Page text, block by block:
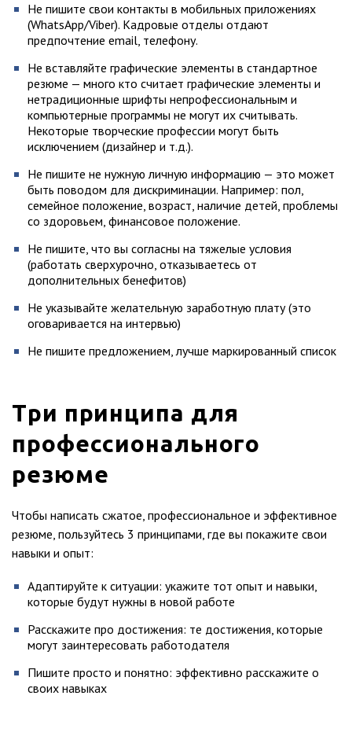
Не пишите свои контакты в мобильных приложениях
(WhatsApp/Viber). Кадровые отделы отдают
предпочтение email, телефону.
Не вставляйте графические элементы в стандартное
резюме — много кто считает графические элементы и
нетрадиционные шрифты непрофессиональным и
компьютерные программы не могут их считывать.
Некоторые творческие профессии могут быть
исключением (дизайнер и т.д.).
Не пишите не нужную личную информацию — это может
быть поводом для дискриминации. Например: пол,
семейное положение, возраст, наличие детей, проблемы
со здоровьем, финансовое положение.
Не пишите, что вы согласны на тяжелые условия
(работать сверхурочно, отказываетесь от
дополнительных бенефитов)
Не указывайте желательную заработную плату (это
оговаривается на интервью)
Не пишите предложением, лучше маркированный список
Три принципа для
профессионального
резюме
Чтобы написать сжатое, профессиональное и эффективное
резюме, пользуйтесь 3 принципами, где вы покажите свои
навыки и опыт:
Адаптируйте к ситуации: укажите тот опыт и навыки,
которые будут нужны в новой работе
Расскажите про достижения: те достижения, которые
могут заинтересовать работодателя
Пишите просто и понятно: эффективно расскажите о
своих навыках